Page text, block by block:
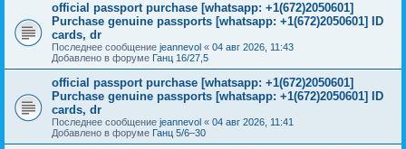
official passport purchase [whatsapp: +1(672)2050601]
Purchase genuine passports [whatsapp: +1(672)2050601] ID
cards, dr
Последнее сообщение jeannevol « 04 авг 2026, 11:43
Добавлено в форуме Ганц 16/27,5
official passport purchase [whatsapp: +1(672)2050601]
Purchase genuine passports [whatsapp: +1(672)2050601] ID
cards, dr
Последнее сообщение jeannevol « 04 авг 2026, 11:41
Добавлено в форуме Ганц 5/6–30